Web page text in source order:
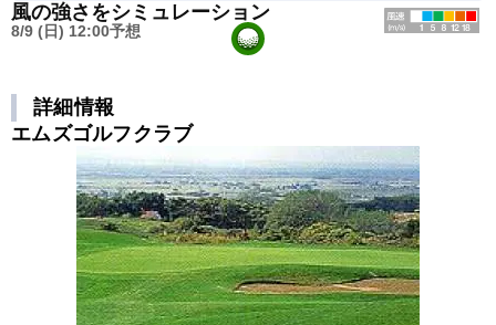
風の強さをシミュレーション
8/9 (日) 12:00予想
詳細情報
エムズゴルフクラブ